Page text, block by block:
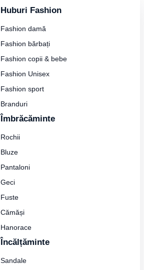
Huburi Fashion
Fashion damă
Fashion bărbați
Fashion copii & bebe
Fashion Unisex
Fashion sport
Branduri
Îmbrăcăminte
Rochii
Bluze
Pantaloni
Geci
Fuste
Cămăși
Hanorace
Încălțăminte
Sandale